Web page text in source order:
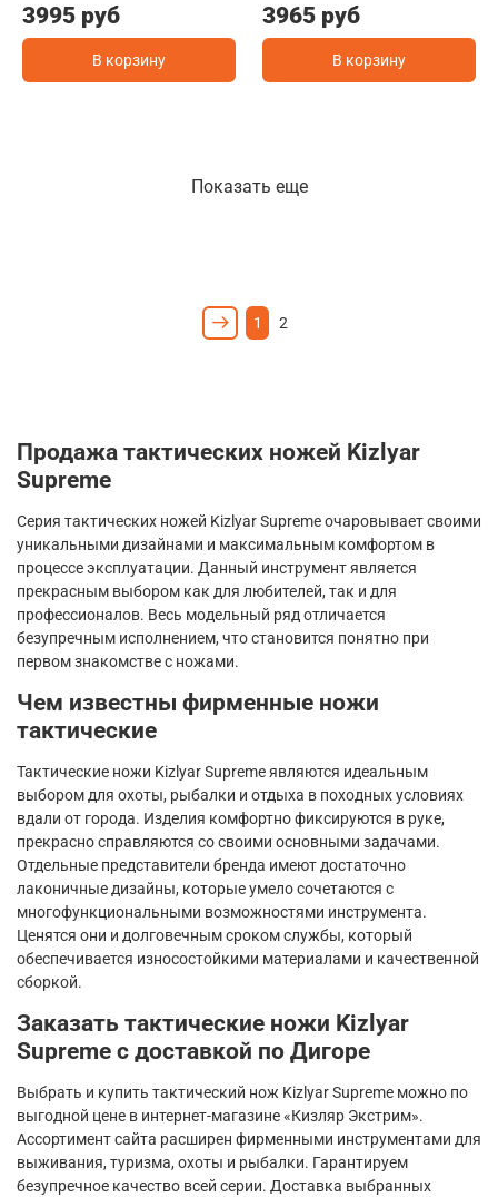
3995 руб
В корзину
3965 руб
В корзину
Показать еще
1 2
Продажа тактических ножей Kizlyar
Supreme
Серия тактических ножей KizlyarSupremeочаровывает своими
уникальными дизайнами и максимальным комфортом в
процессе эксплуатации. Данный инструмент является
прекрасным выбором как для любителей, так и для
профессионалов. Весь модельный ряд отличается
безупречным исполнением, что становится понятно при
первом знакомстве с ножами.
Чем известны фирменные ножи
тактические
Тактические ножи KizlyarSupremeявляются идеальным
выбором для охоты, рыбалки и отдыха в походных условиях
вдали от города. Изделия комфортно фиксируются в руке,
прекрасно справляются со своими основными задачами.
Отдельные представители бренда имеют достаточно
лаконичные дизайны, которые умело сочетаются с
многофункциональными возможностями инструмента.
Ценятся они и долговечным сроком службы, который
обеспечивается износостойкими материалами и качественной
сборкой.
Заказать тактические ножи Kizlyar
Supreme с доставкой по Дигоре
Выбрать и купить тактический нож KizlyarSupreme можно по
выгодной цене в интернет-магазине «Кизляр Экстрим».
Ассортимент сайта расширен фирменными инструментами для
выживания, туризма, охоты и рыбалки. Гарантируем
безупречное качество всей серии. Доставка выбранных